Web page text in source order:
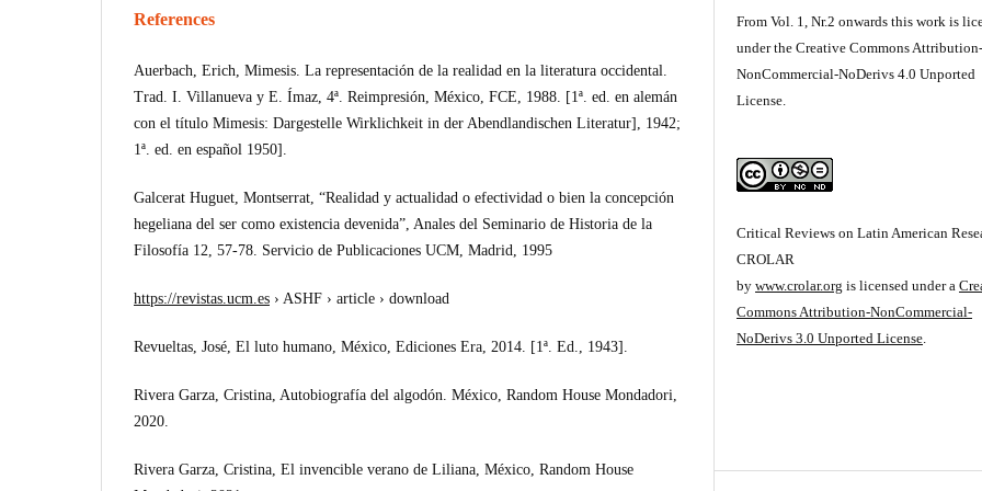
References
Auerbach, Erich, Mimesis. La representación de la realidad en la literatura occidental.
Trad. I. Villanueva y E. Ímaz, 4ª. Reimpresión, México, FCE, 1988. [1ª. ed. en alemán
con el título Mimesis: Dargestelle Wirklichkeit in der Abendlandischen Literatur], 1942;
1ª. ed. en español 1950].
Galcerat Huguet, Montserrat, “Realidad y actualidad o efectividad o bien la concepción
hegeliana del ser como existencia devenida”, Anales del Seminario de Historia de la
Filosofía 12, 57-78. Servicio de Publicaciones UCM, Madrid, 1995
https://revistas.ucm.es › ASHF › article › download
Revueltas, José, El luto humano, México, Ediciones Era, 2014. [1ª. Ed., 1943].
Rivera Garza, Cristina, Autobiografía del algodón. México, Random House Mondadori,
2020.
Rivera Garza, Cristina, El invencible verano de Liliana, México, Random House
From Vol. 1, Nr.2 onwards this work is
under the Creative Commons Attribution-
NonCommercial-NoDerivs 4.0 Unported
License.
Critical Reviews on Latin American
CROLAR
bywww.crolar.org is licensed under a
Commons Attribution-NonCommercial-
NoDerivs 3.0 Unported License